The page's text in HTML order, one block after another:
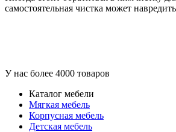
самостоятельная чистка может
У нас более 4000 товаров
Каталог мебели
Мягкая мебель
Корпусная мебель
Детская мебель